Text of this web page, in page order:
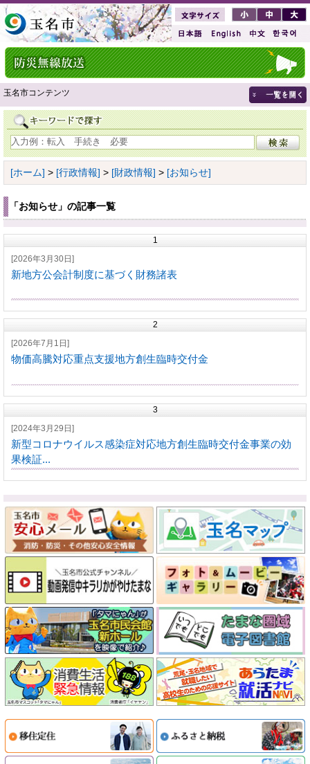
玉名市コンテンツ
[ホーム] > [行政情報] > [財政情報] > [お知らせ]
「お知らせ」の記事一覧
1
[2026年3月30日]
新地方公会計制度に基づく財務諸表
2
[2026年7月1日]
物価高騰対応重点支援地方創生臨時交付金
3
[2024年3月29日]
新型コロナウイルス感染症対応地方創生臨時交付金事業の効
果検証...